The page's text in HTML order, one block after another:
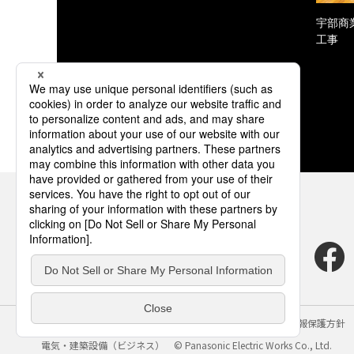
宇部商
工事
サイトのご利用にあたって クッキーポリシー
個人情報保護方針
電気・建築設備（ビジネス）
© Panasonic Electric Works Co., Ltd.